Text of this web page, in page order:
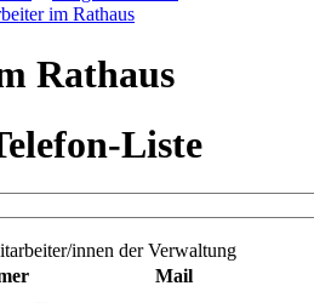
im Rathaus
Rathaus
Liste
innen der Verwaltung
Mail